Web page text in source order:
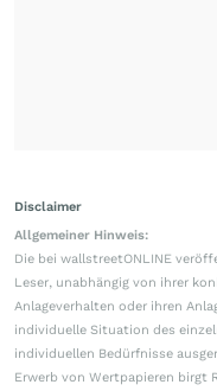
Disclaimer
Allgemeiner Hinweis:
Die bei wallstreetONLINE
Leser, unabhängig von ihrer
Anlageverhalten oder ihren
individuelle Situation des
individuellen Bedürfnisse
Erwerb von Wertpapieren birgt